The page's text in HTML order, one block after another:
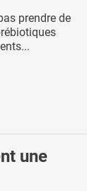
prendre de
une